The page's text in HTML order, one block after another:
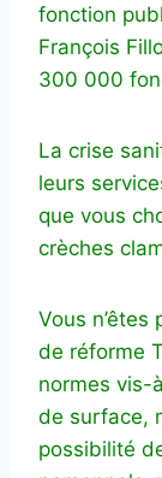
fonction
François
300 000
La crise
leurs
que vous
crèches
Vous
de réforme
normes vis-
de surface,
possibilité